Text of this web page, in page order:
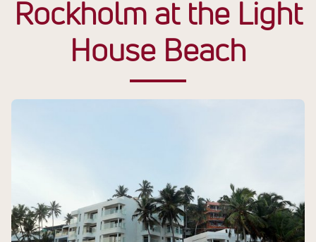
Rockholm at the Light
House Beach